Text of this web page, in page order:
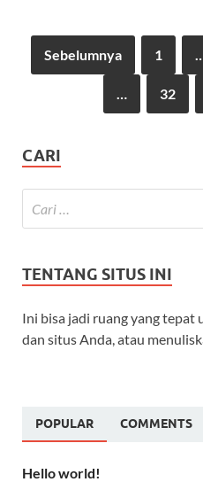
Sebelumnya 1
32
CARI
TENTANG SITUS INI
Ini bisa jadi ruang yang
dan situs Anda, atau
POPULAR COMMENTS
Hello world!